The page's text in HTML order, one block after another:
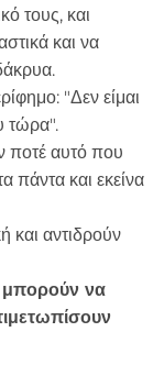
τους, και
και να
"Δεν είμαι
τώρα".
ποτέ αυτό που
πάντα και εκείνα
και αντιδρούν
μπορούν να